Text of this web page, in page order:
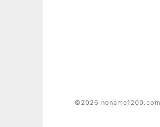
©2026 noname1200.com